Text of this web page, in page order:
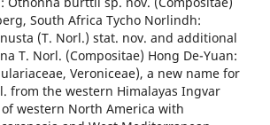
South Africa Tycho Norlindh:
(T. Norl.) stat. nov. and additional
T. Norl. (Compositae) Hong De-Yuan:
Veroniceae), a new name for
from the western Himalayas Ingvar
western North America with